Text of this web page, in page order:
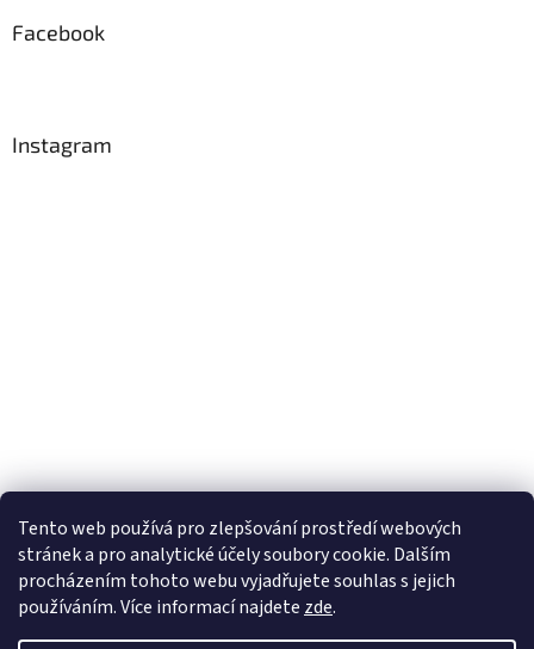
Tento web používá pro zlepšování prostředí webových
stránek a pro analytické účelysoubory cookie. Dalším
procházením tohoto webu vyjadřujete souhlas s jejich
používáním. Více informacínajdete zde.
Facebook
Instagram
Sledovat na Instagramu